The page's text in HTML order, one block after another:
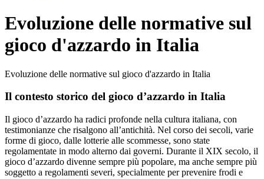
Evoluzione delle normative sul
gioco d'azzardo in Italia
Evoluzione delle normative sul gioco d'azzardo in Italia
Il contesto storico del gioco d’azzardo in Italia
Il gioco d’azzardo ha radici profonde nella cultura italiana, con
testimonianze che risalgono all’antichità. Nel corso dei secoli, varie
forme di gioco, dalle lotterie alle scommesse, sono state
regolamentate in modo alterno dai governi. Durante il XIX secolo, il
gioco d’azzardo divenne sempre più popolare, ma anche sempre più
soggetto a regolamenti severi, specialmente per prevenire frodi e